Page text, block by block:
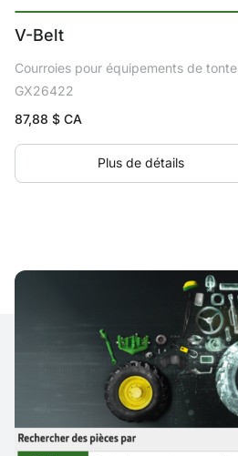
V-Belt
Courroies pour équipements de tonte
GX26422
87,88 $ CA
Plus de détails